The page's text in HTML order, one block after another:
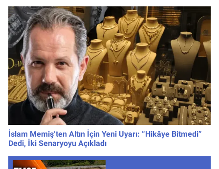
İslam Memiş’ten Altın İçin Yeni Uyarı: “Hikâye Bitmedi”
Dedi, İki Senaryoyu Açıkladı